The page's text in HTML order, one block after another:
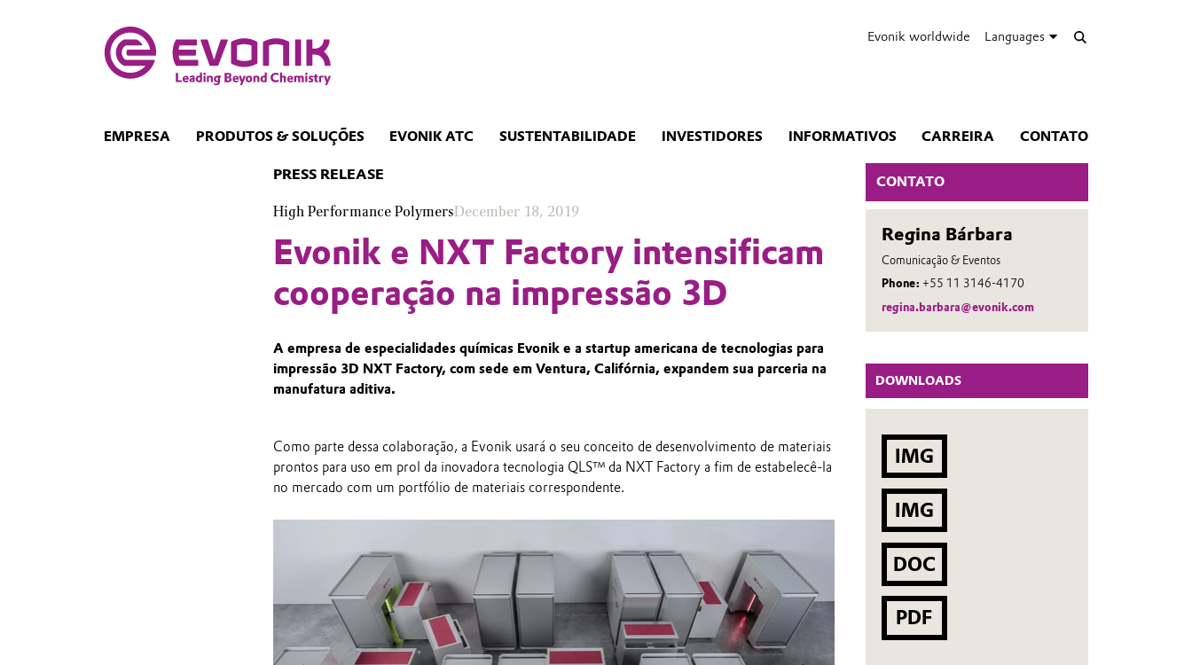
Evonik worldwide Languages
EMPRESA PRODUTOS & SOLUÇÕES EVONIK ATC SUSTENTABILIDADE INVESTIDORES INFORMATIVOS CARREIRA CONTATO
CONTATO
Regina Bárbara
Comunicação & Eventos
Phone: +55 11 3146-4170
regina.barbara@evonik.com
DOWNLOADS
IMG
IMG
DOC
PDF
PRESS RELEASE
High Performance PolymersDecember 18, 2019
Evonik e NXT Factory intensificam
cooperação na impressão 3D
A empresa de especialidades químicas Evonik e a startup americana de tecnologias para
impressão 3D NXT Factory, com sede em Ventura, Califórnia, expandem sua parceria na
manufatura aditiva.
Como parte dessa colaboração, a Evonik usará o seu conceito de desenvolvimento de materiais
prontos para uso em prol da inovadora tecnologia QLS™ da NXT Factory a fim de estabelecê-la
no mercado com um portfólio de materiais correspondente.